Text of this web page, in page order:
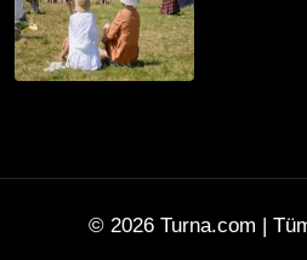
© 2026 Turna.com |